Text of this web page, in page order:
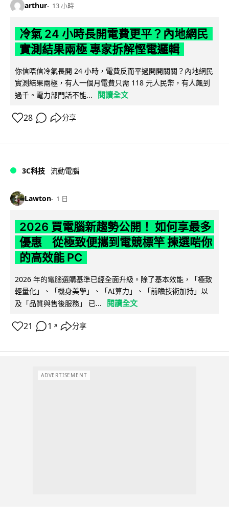
arthur 13 小時
冷氣 24 小時長開電費更平？內地網民
實測結果兩極 專家拆解慳電邏輯
你信唔信冷氣長開 24 小時，電費反而平過開開關關？內地網民
實測結果兩極，有人一個月電費只需 118 元人民幣，有人飆到
過千。電力部門話不能...
閱讀全文
28 分享
3C科技 流動電腦
Lawton 1 日
2026 買電腦新趨勢公開！ 如何享最多
優惠 從極致便攜到電競標竿 揀選啱你
的高效能 PC
2026 年的電腦選購基準已經全面升級。除了基本效能，「極致
輕量化」、「機身美學」、「AI算力」、「前瞻技術加持」以
及「品質與售後服務」 已...
閱讀全文
21 1 ↗ 分享
ADVERTISEMENT